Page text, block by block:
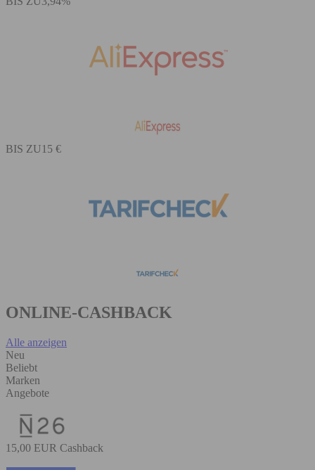
BIS ZU15 €
ONLINE-CASHBACK
Alle anzeigen
Neu
Beliebt
Marken
Angebote
15,00 EUR Cashback